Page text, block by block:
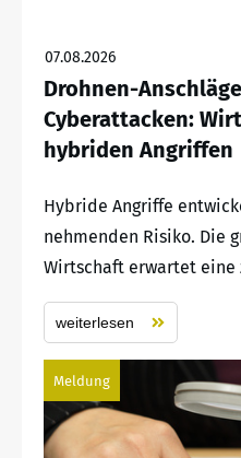
07.08.2026
Drohnen-
Cyberattacken:
hybriden Angriffen
Hybride Angriffe
nehmenden Risiko. Die
Wirtschaft erwartet eine
weiterlesen
Meldung